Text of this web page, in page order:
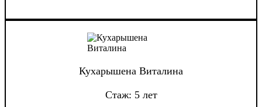
Кухарышена Виталина
Стаж: 5 лет